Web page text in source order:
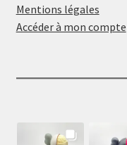
Mentions légales
Accéder à mon compte